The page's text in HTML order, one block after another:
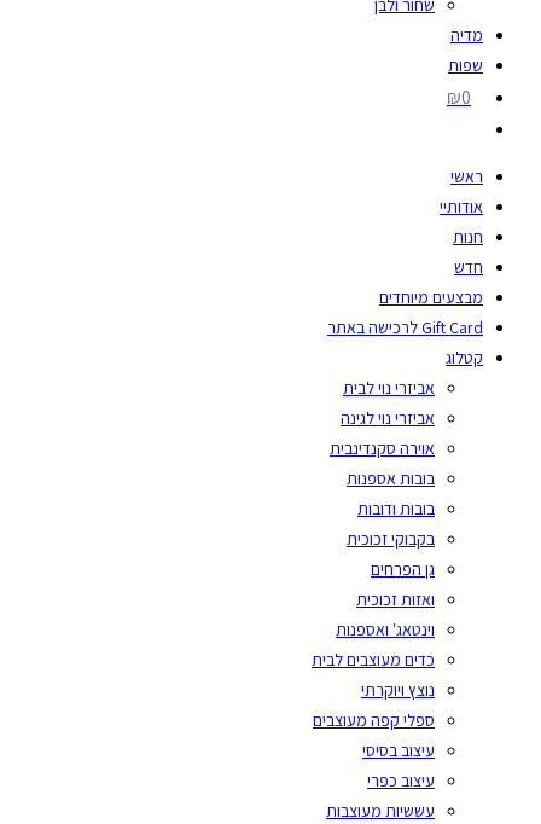
שחור ולבן
מדיה
שפות
₪0
ראשי
אודותיי
חנות
חדש
מבצעים מיוחדים
Gift Card לרכישה באתר
קטלוג
אביזרי נוי לבית
אביזרי נוי לגינה
אוירה סקנדינבית
בובות אספנות
בובות ודובות
בקבוקי זכוכית
גן הפרחים
ואזות זכוכית
וינטאג' ואספנות
כדים מעוצבים לבית
נוצץ ויוקרתי
ספלי קפה מעוצבים
עיצוב בסיסי
עיצוב כפרי
עששיות מעוצבות